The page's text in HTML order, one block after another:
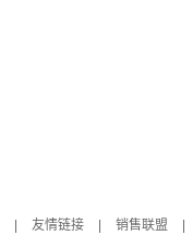
友情链接 销售联盟